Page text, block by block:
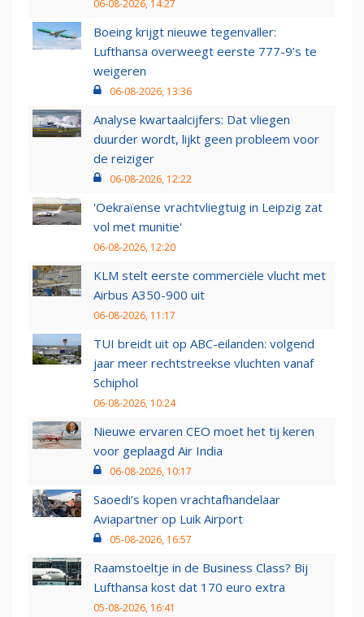
06-08-2026, 14:27
Boeing krijgt nieuwe tegenvaller:
Lufthansa overweegt eerste 777-9’s te
weigeren
06-08-2026, 13:36
Analyse kwartaalcijfers: Dat vliegen
duurder wordt, lijkt geen probleem voor
de reiziger
06-08-2026, 12:22
'Oekraïense vrachtvliegtuig in Leipzig zat
vol met munitie'
06-08-2026, 12:20
KLM stelt eerste commerciële vlucht met
Airbus A350-900 uit
06-08-2026, 11:17
TUI breidt uit op ABC-eilanden: volgend
jaar meer rechtstreekse vluchten vanaf
Schiphol
06-08-2026, 10:24
Nieuwe ervaren CEO moet het tij keren
voor geplaagd Air India
06-08-2026, 10:17
Saoedi’s kopen vrachtafhandelaar
Aviapartner op Luik Airport
05-08-2026, 16:57
Raamstoeltje in de Business Class? Bij
Lufthansa kost dat 170 euro extra
05-08-2026, 16:41